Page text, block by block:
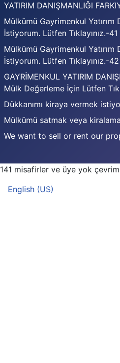
YATIRIM DANIŞMANLIĞI
Mülkümü Gayrimenkul Yatırım
İstiyorum. Lütfen Tıklayınız.-41
Mülkümü Gayrimenkul Yatırım
İstiyorum. Lütfen Tıklayınız.-42
GAYRİMENKUL YATIRIM
Mülk Değerleme İçin Lütfen
Dükkanımı kiraya vermek
Mülkümü satmak veya
We want to sell or rent our
141 misafirler ve üye yok
Dilinizi seçin
English (US)